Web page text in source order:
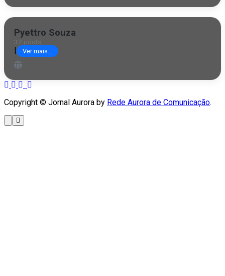
Pyettro Souza
32 posts
Ver mais...
Copyright © Jornal Aurora by Rede Aurora de Comunicação.